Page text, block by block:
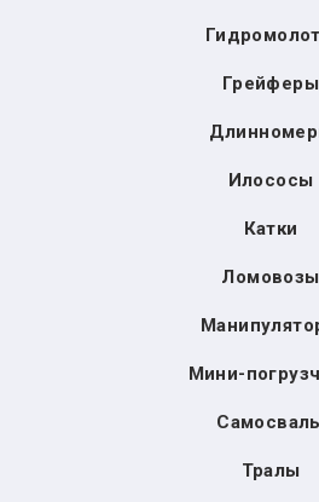
Грейферы
Илососы
Катки
Ломовозы
Мини-
Тралы